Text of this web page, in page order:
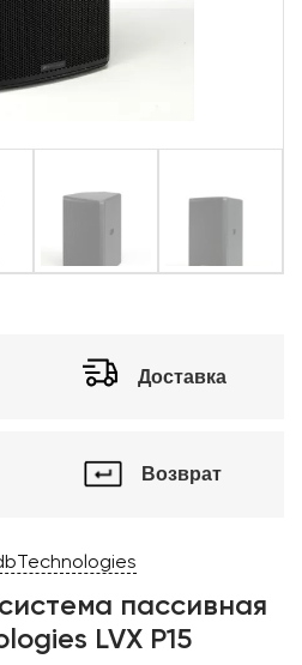
Доставка
Возврат
пассивная
LVX P15